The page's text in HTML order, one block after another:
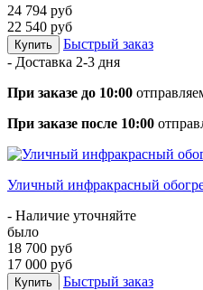
24 794 руб
22 540 руб
Купить
Быстрый заказ
- Доставка 2-3 дня
При заказе до 10:00
При заказе после 10:00
Уличный инфракрасный
- Наличие уточняйте
было
18 700 руб
17 000 руб
Купить
Быстрый заказ